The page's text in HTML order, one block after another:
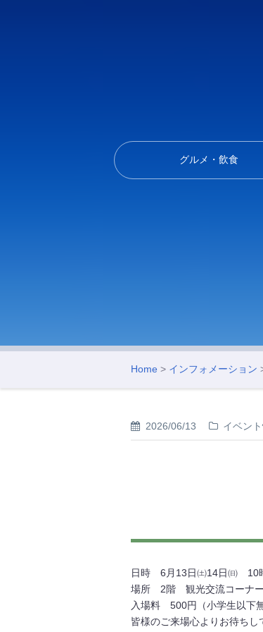
グルメ・飲食
Home > インフォメーション
2026/06/13 イベン
日時 6月13日㈯14日㈰ 10
場所 2階 観光交流コーナー
入場料 500円（小学生以下無
皆様のご来場心よりお待ちし